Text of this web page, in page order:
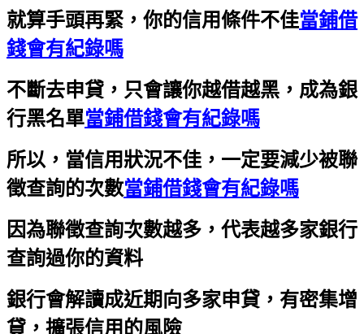
就算手頭再緊，你的信用條件不佳當鋪借
錢會有紀錄嗎
不斷去申貸，只會讓你越借越黑，成為銀
行黑名單當鋪借錢會有紀錄嗎
所以，當信用狀況不佳，一定要減少被聯
徵查詢的次數當鋪借錢會有紀錄嗎
因為聯徵查詢次數越多，代表越多家銀行
查詢過你的資料
銀行會解讀成近期向多家申貸，有密集增
貸，擴張信用的風險